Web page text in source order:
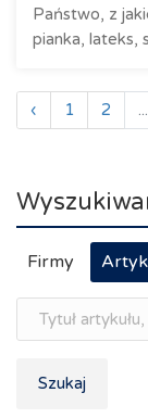
Państwo, z
pianka, lateks,
‹ 1 2 ...
Firmy
Szukaj